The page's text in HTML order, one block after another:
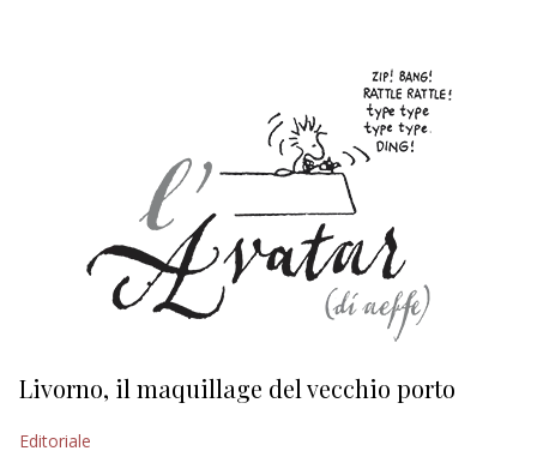
Livorno, il maquillage del vecchio porto
Editoriale